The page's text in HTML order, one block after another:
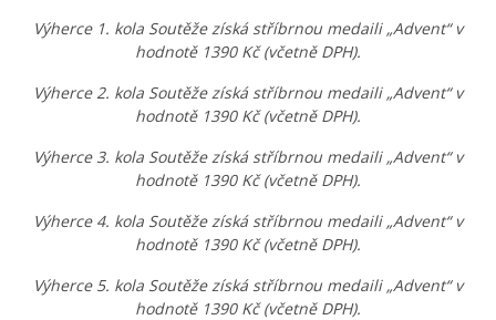
Výherce 1. kola Soutěže získá stříbrnou medaili „Advent“ v
hodnotě 1390 Kč (včetně DPH).
Výherce 2. kola Soutěže získá stříbrnou medaili „Advent“ v
hodnotě 1390 Kč (včetně DPH).
Výherce 3. kola Soutěže získá stříbrnou medaili „Advent“ v
hodnotě 1390 Kč (včetně DPH).
Výherce 4. kola Soutěže získá stříbrnou medaili „Advent“ v
hodnotě 1390 Kč (včetně DPH).
Výherce 5. kola Soutěže získá stříbrnou medaili „Advent“ v
hodnotě 1390 Kč (včetně DPH).